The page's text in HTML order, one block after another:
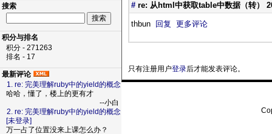
搜索
积分与排名
积分 - 271263
排名 - 17
最新评论
1. re: 完美理解ruby中的yield的概念
哈哈，懂了，楼上的更有才
--小白
2. re: 完美理解ruby中的yield的概念
[未登录]
万一占了位置没来上课怎么办？
# re: 从html中获取table中数据（转）
thbun 回复 更多评论
只有注册用户登录后才能发表评论。